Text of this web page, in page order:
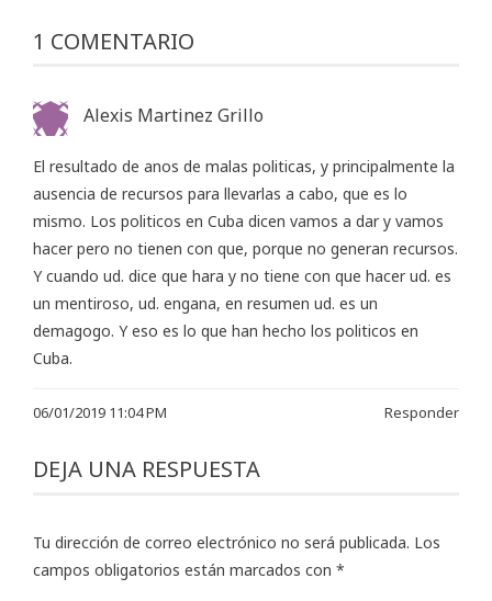
1 COMENTARIO
Alexis Martinez Grillo
El resultado de anos de malas politicas, y principalmente la
ausencia de recursos para llevarlas a cabo, que es lo
mismo. Los politicos en Cuba dicen vamos a dar y vamos
hacer pero no tienen con que, porque no generan recursos.
Y cuando ud. dice que hara y no tiene con que hacer ud. es
un mentiroso, ud. engana, en resumen ud. es un
demagogo. Y eso es lo que han hecho los politicos en
Cuba.
06/01/2019 11:04 PM Responder
DEJA UNA RESPUESTA
Tu dirección de correo electrónico no será publicada. Los
campos obligatorios están marcados con *